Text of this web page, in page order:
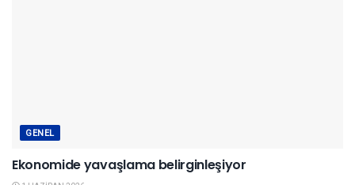
GENEL
Ekonomide yavaşlama belirginleşiyor